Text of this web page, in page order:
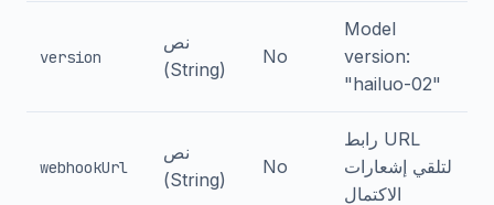
version
نص
(String)
No
Model
version:
"hailuo-02"
webhookUrl
نص
(String)
No
رابط URL
لتلقي إشعارات
الاكتمال